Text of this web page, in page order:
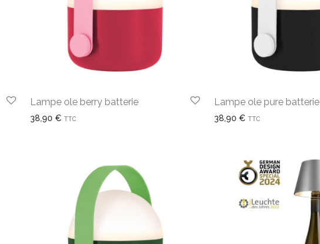
Lampe ole berry batterie
38,90 € TTC
Lampe ole pure batterie
38,90 € TTC